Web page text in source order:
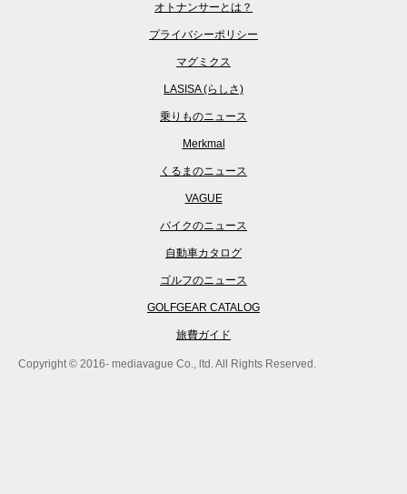
オトナンサーとは？
プライバシーポリシー
マグミクス
LASISA (らしさ)
乗りものニュース
Merkmal
くるまのニュース
VAGUE
バイクのニュース
自動車カタログ
ゴルフのニュース
GOLFGEAR CATALOG
旅費ガイド
Copyright © 2016- mediavague Co., ltd. All Rights Reserved.